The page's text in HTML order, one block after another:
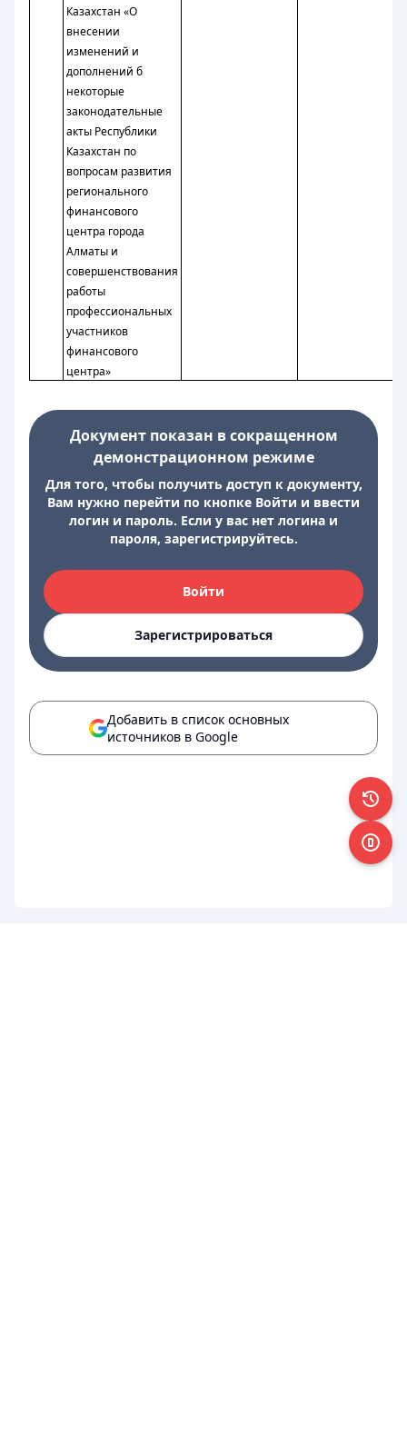
Казахстан «О
внесении
изменений и
дополнений б
некоторые
законодательные
акты Республики
Казахстан по
вопросам развития
регионального
финансового
центра города
Алматы и
совершенствования
работы
профессиональных
участников
финансового
центра»
Документ показан в сокращенном
демонстрационном режиме
Для того, чтобы получить доступ к документу,
Вам нужно перейти по кнопке Войти и ввести
логин и пароль. Если у вас нет логина и
пароля, зарегистрируйтесь.
Войти
Зарегистрироваться
Добавить в список основных
источников в Google